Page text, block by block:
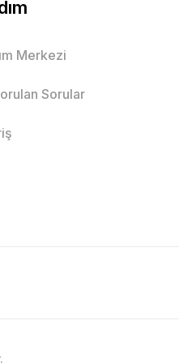
Merkezi
Sorular